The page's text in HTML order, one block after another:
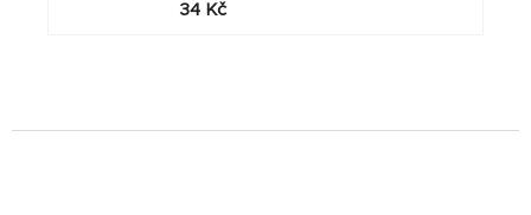
34 Kč